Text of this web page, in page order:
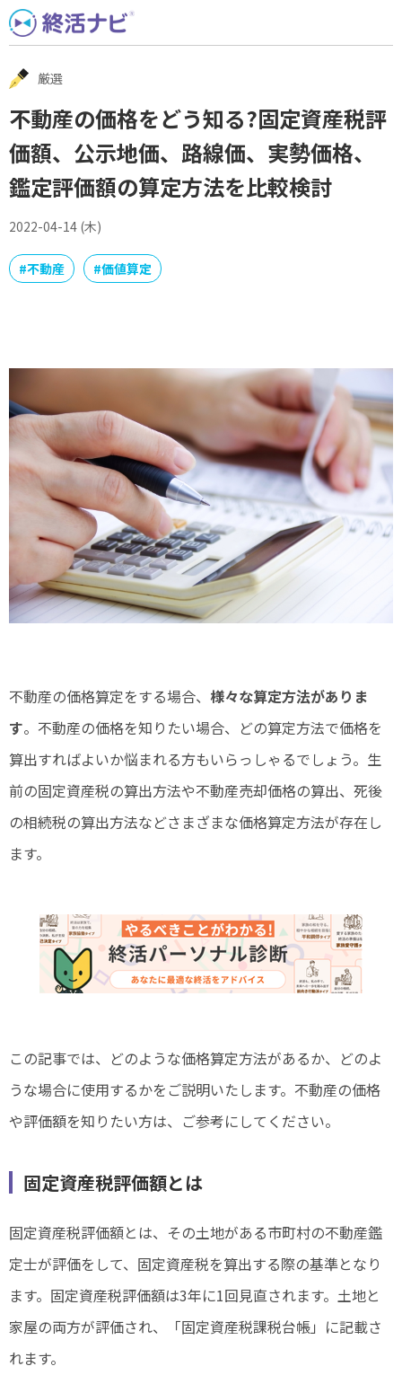
Skip
to
content
厳選
不動産の価格をどう知る?固定資産税評
価額、公示地価、路線価、実勢価格、
鑑定評価額の算定方法を比較検討
2022-04-14 (木)
#不動産 #価値算定
不動産の価格算定をする場合、 様々な算定方法がありま
す。不動産の価格を知りたい場合、どの算定方法で価格を
算出すればよいか悩まれる方もいらっしゃるでしょう。生
前の固定資産税の算出方法や不動産売却価格の算出、死後
の相続税の算出方法などさまざまな価格算定方法が存在し
ます。
この記事では、どのような価格算定方法があるか、どのよ
うな場合に使用するかをご説明いたします。不動産の価格
や評価額を知りたい方は、ご参考にしてください。
固定資産税評価額とは
固定資産税評価額とは、その土地がある市町村の不動産鑑
定士が評価をして、固定資産税を算出する際の基準となり
ます。固定資産税評価額は3年に1回見直されます。土地と
家屋の両方が評価され、「固定資産税課税台帳」に記載さ
れます。